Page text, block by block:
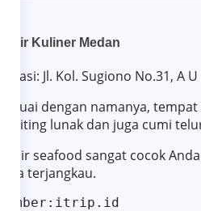
Wajir Kuliner Medan
Lokasi: Jl. Kol. Sugiono No.31, A
Sesuai dengan namanya,
kepiting lunak dan juga cumi
Wajir seafood sangat cocok
juga terjangkau.
Sumber:itrip.id